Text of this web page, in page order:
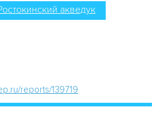
акведук
reports/139719